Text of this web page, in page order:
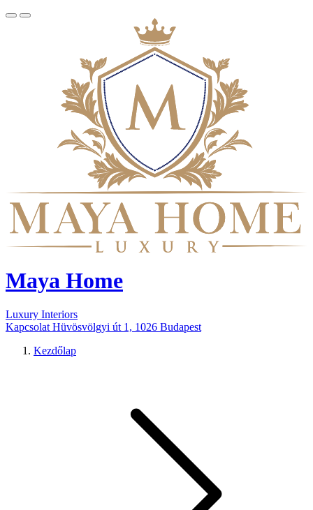
Maya Home
Luxury Interiors
Kapcsolat Hüvösvölgyi út 1, 1026 Budapest
Kezdőlap